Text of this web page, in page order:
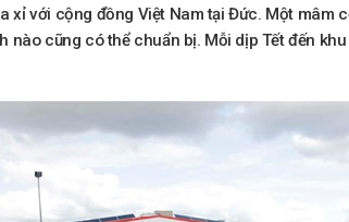
với cộng đồng Việt Nam tại Đức. Một mâm
nào cũng có thể chuẩn bị. Mỗi dịp Tết đến